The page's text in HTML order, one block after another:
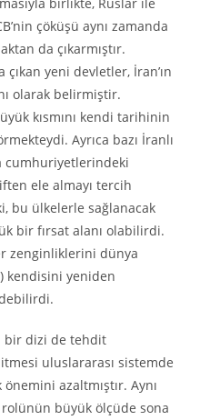
çöküşü aynı zamanda
da çıkarmıştır.
çıkan yeni devletler, İran’ın
olarak belirmiştir.
kısmını kendi tarihinin
Ayrıca bazı İranlı
cumhuriyetlerindeki
ele almayı tercih
bu ülkelerle sağlanacak
bir fırsat alanı olabilirdi.
zenginliklerini dünya
kendisini yeniden
bir dizi de tehdit
uluslararası sistemde
azaltmıştır. Aynı
büyük ölçüde sona